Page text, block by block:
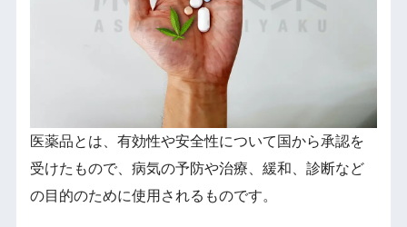
医薬品とは、有効性や安全性について国から承認を
受けたもので、病気の予防や治療、緩和、診断など
の目的のために使用されるものです。